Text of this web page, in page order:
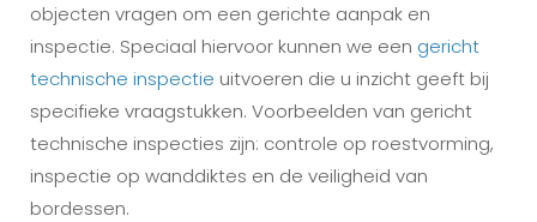
objecten vragen om een gerichte aanpak en
inspectie. Speciaal hiervoor kunnen we een gericht
technische inspectie uitvoeren die u inzicht geeft bij
specifieke vraagstukken. Voorbeelden van gericht
technische inspecties zijn: controle op roestvorming,
inspectie op wanddiktes en de veiligheid van
bordessen.